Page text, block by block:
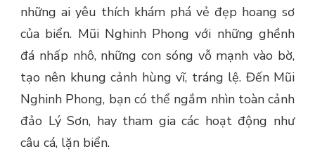
những ai yêu thích khám phá vẻ đẹp hoang sơ
của biển. Mũi Nghinh Phong với những ghềnh
đá nhấp nhô, những con sóng vỗ mạnh vào bờ,
tạo nên khung cảnh hùng vĩ, tráng lệ. Đến Mũi
Nghinh Phong, bạn có thể ngắm nhìn toàn cảnh
đảo Lý Sơn, hay tham gia các hoạt động như
câu cá, lặn biển.